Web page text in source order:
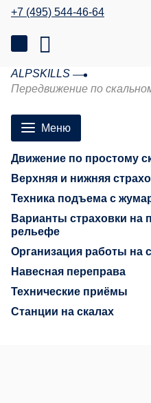
+7 (495) 544-46-64
ALPSKILLS
Передвижение по
Меню
Движение по простому
Верхняя и нижняя
Техника подъема с
Варианты страховки на
рельефе
Организация работы на
Навесная переправа
Технические приёмы
Станции на скалах